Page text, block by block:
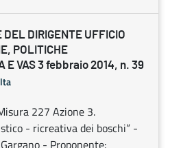
DEL DIRIGENTE UFFICIO
POLITICHE
E VAS 3 febbraio 2014, n. 39
227 Azione 3.
- ricreativa dei boschi” -
- Proponente: